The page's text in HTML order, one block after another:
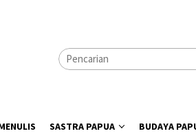
SASTRA PAPUA BUDAYA